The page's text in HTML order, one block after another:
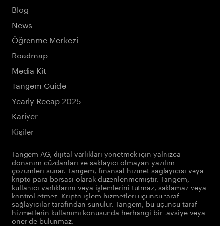
Blog
News
Öğrenme Merkezi
Roadmap
Media Kit
Tangem Guide
Yearly Recap 2025
Kariyer
Kişiler
Tangem AG, dijital varlıkları yönetmek için yalnızca
donanım cüzdanları ve saklayıcı olmayan yazılım
çözümleri sunar. Tangem, finansal hizmet sağlayıcısı veya
kripto para borsası olarak düzenlenmemiştir. Tangem,
kullanıcı varlıklarını veya işlemlerini tutmaz, saklamaz veya
kontrol etmez. Kripto işlem hizmetleri üçüncü taraf
sağlayıcılar tarafından sunulur. Tangem, bu üçüncü taraf
hizmetlerin kullanımı konusunda herhangi bir tavsiye veya
öneride bulunmaz.